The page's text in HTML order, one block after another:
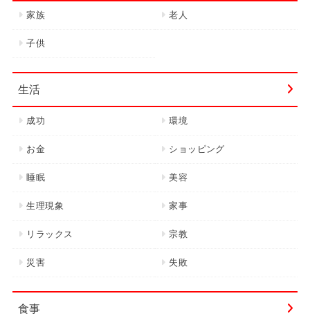
家族 老人
子供
生活
成功 環境
お金 ショッピング
睡眠 美容
生理現象 家事
リラックス 宗教
災害 失敗
食事